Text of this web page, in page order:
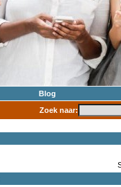
Blog
Zoek naar: